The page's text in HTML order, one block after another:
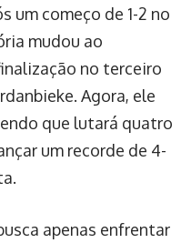
um começo de 1-2 no
mudou ao
no terceiro
Agora, ele
que lutará quatro
um recorde de 4-
apenas enfrentar